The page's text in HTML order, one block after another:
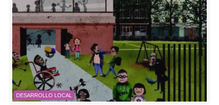
DESARROLLO LOCAL